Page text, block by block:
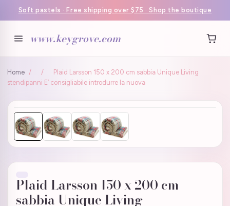
Soft pastels · Free shipping over $75 · Shop the boutique
www.keygrove.com
Home / /
Plaid Larsson 150 x 200 cm sabbia Unique Living
stendipanni E’ consigliabile introdurre la nuova
Plaid Larsson 150 x 200 cm
sabbia Unique Living